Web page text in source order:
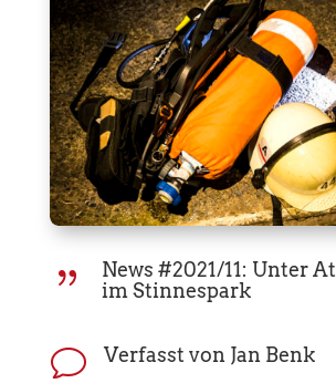
{
News #2021/11: Unter
im Stinnespark
v Verfasst von Jan Benk